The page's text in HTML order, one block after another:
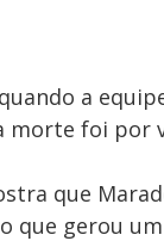
a
foi por
que
que gerou